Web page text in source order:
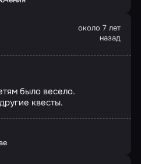
около 7 лет
назад
было весело.
квесты.